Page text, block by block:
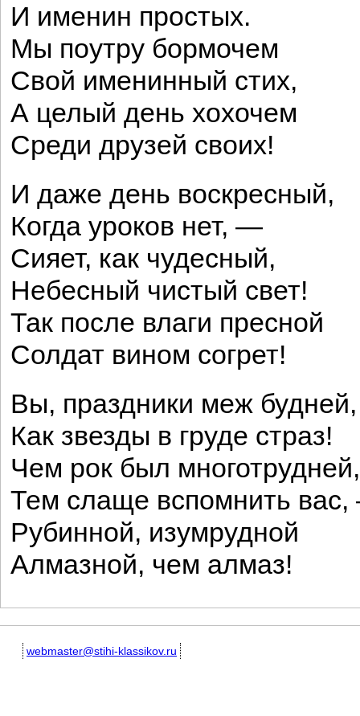
И именин простых.
Мы поутру бормочем
Свой именинный стих,
А целый день хохочем
Среди друзей своих!
И даже день воскресный,
Когда уроков нет, —
Сияет, как чудесный,
Небесный чистый свет!
Так после влаги пресной
Солдат вином согрет!
Вы, праздники меж
Как звезды в груде страз!
Чем рок был многотрудней,
Тем слаще вспомнить
Рубинной, изумрудной
Алмазной, чем алмаз!
webmaster@stihi-klassikov.ru